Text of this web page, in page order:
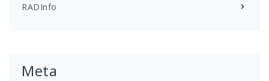
RADInfo
Meta